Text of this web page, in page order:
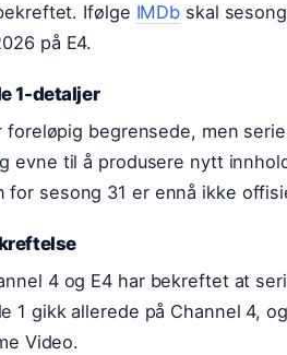
Ifølge IMDb skal
på E4.
1-detaljer
foreløpig begrensede, men
evne til å produsere nytt
for sesong 31 er ennå ikke
4 og E4 har bekreftet at
1 gikk allerede på Channel 4,
Video.